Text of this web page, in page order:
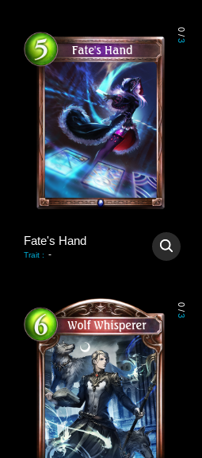
0
/
3
Fate's Hand
Trait : -
0
/
3